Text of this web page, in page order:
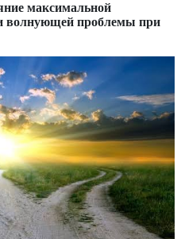
максимальной
волнующей проблемы при